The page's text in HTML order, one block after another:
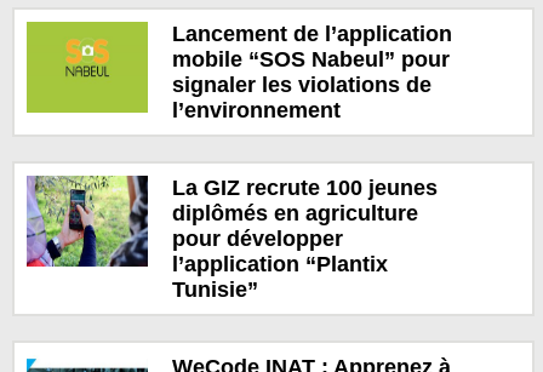
Lancement de l’application
mobile “SOS Nabeul” pour
signaler les violations de
l’environnement
La GIZ recrute 100 jeunes
diplômés en agriculture
pour développer
l’application “Plantix
Tunisie”
WeCode INAT : Apprenez à